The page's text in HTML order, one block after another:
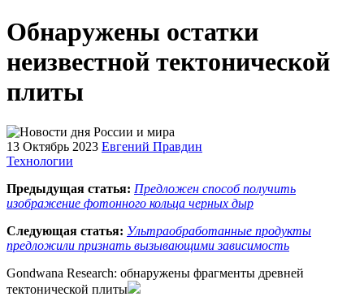
Обнаружены остатки
неизвестной тектонической
плиты
13 Октябрь 2023 Евгений Правдин
Технологии
Предыдущая статья: Предложен способ получить
изображение фотонного кольца черных дыр
Следующая статья: Ультраобработанные продукты
предложили признать вызывающими зависимость
Gondwana Research: обнаружены фрагменты древней
тектонической плиты